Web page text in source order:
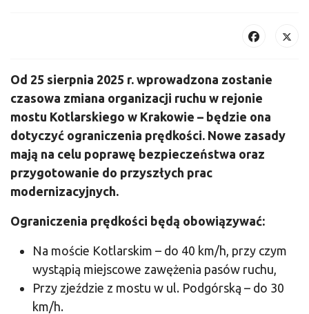
Od 25 sierpnia 2025 r. wprowadzona zostanie
czasowa zmiana organizacji ruchu w rejonie
mostu Kotlarskiego w Krakowie – będzie ona
dotyczyć ograniczenia prędkości. Nowe zasady
mają na celu poprawę bezpieczeństwa oraz
przygotowanie do przyszłych prac
modernizacyjnych.
Ograniczenia prędkości będą obowiązywać:
Na moście Kotlarskim – do 40 km/h, przy czym
wystąpią miejscowe zawężenia pasów ruchu,
Przy zjeździe z mostu w ul. Podgórską – do 30
km/h.